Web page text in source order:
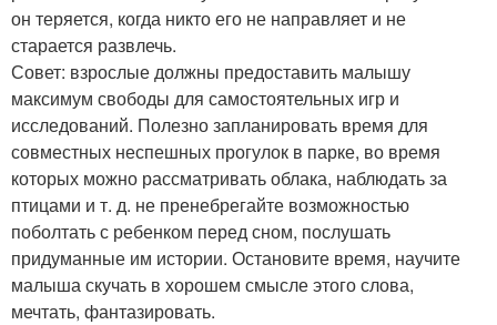
он теряется, когда никто его не направляет и не
старается развлечь.
Совет: взрослые должны предоставить малышу
максимум свободы для самостоятельных игр и
исследований. Полезно запланировать время для
совместных неспешных прогулок в парке, во время
которых можно рассматривать облака, наблюдать за
птицами и т. д. не пренебрегайте возможностью
поболтать с ребенком перед сном, послушать
придуманные им истории. Остановите время, научите
малыша скучать в хорошем смысле этого слова,
мечтать, фантазировать.